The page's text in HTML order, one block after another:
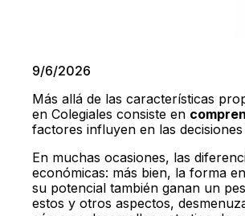
9/6/2026
Más allá de las características
en Colegiales consiste en
factores influyen en las
En muchas ocasiones, las
económicas: más bien, la forma
su potencial también ganan un
estos y otros aspectos,